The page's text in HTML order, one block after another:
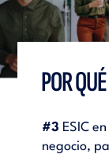
POR
#3 ESIC
negocio,